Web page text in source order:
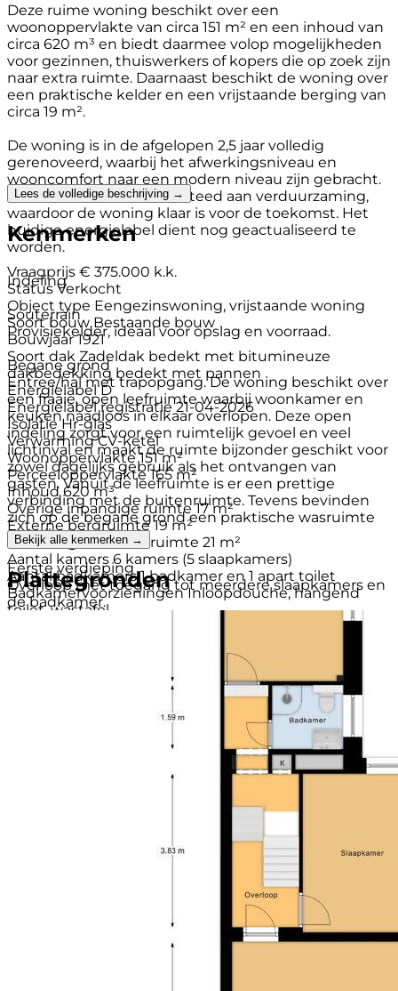
Deze ruime woning beschikt over een
woonoppervlakte van circa 151 m² en een inhoud van
circa 620 m³ en biedt daarmee volop mogelijkheden
voor gezinnen, thuiswerkers of kopers die op zoek zijn
naar extra ruimte. Daarnaast beschikt de woning over
een praktische kelder en een vrijstaande berging van
circa 19 m².
De woning is in de afgelopen 2,5 jaar volledig
gerenoveerd, waarbij het afwerkingsniveau en
wooncomfort naar een modern niveau zijn gebracht.
Tevens is er aandacht besteed aan verduurzaming,
waardoor de woning klaar is voor de toekomst. Het
huidige energielabel dient nog geactualiseerd te
worden.
Indeling
Souterrain
Provisiekelder, ideaal voor opslag en voorraad.
Begane grond
Entree/hal met trapopgang. De woning beschikt over
een fraaie, open leefruimte waarbij woonkamer en
keuken naadloos in elkaar overlopen. Deze open
indeling zorgt voor een ruimtelijk gevoel en veel
lichtinval en maakt de ruimte bijzonder geschikt voor
zowel dagelijks gebruik als het ontvangen van
gasten. Vanuit de leefruimte is er een prettige
verbinding met de buitenruimte. Tevens bevinden
zich op de begane grond een praktische wasruimte
en toiletruimte.
Eerste verdieping
Overloop met toegang tot meerdere slaapkamers en
de badkamer.
Slaapkamer 2: ca. 3.98 m x 2.90 m
De badkamer is voorzien van douche, toilet en
Overloop met toegang tot twee extra slaapkamers,
Slaapkamer 5: ca. 4.93 m x 2.21 m
Externe berging ca. 19 m²
Volledig gerenoveerd in de afgelopen 2,5 jaar
Lees de volledige beschrijving →
Kenmerken
Vraagprijs € 375.000 k.k.
Status Verkocht
Object type Eengezinswoning, vrijstaande woning
Soort bouw Bestaande bouw
Bouwjaar 1921
Soort dak Zadeldak bedekt met bitumineuze
dakbedekking bedekt met pannen
Energielabel D
Energielabel registratie 21-04-2026
Isolatie Hr-glas
Verwarming CV-ketel
Woonoppervlakte 151 m²
Perceeloppervlakte 165 m²
Inhoud 620 m³
Overige inpandige ruimte 17 m²
Externe bergruimte 19 m²
Gebouwgeb. buitenruimte 21 m²
Aantal kamers 6 kamers (5 slaapkamers)
Aantal badkamers 1 badkamer en 1 apart toilet
Badkamervoorzieningen Inloopdouche, hangend
toilet, wastafel
Aan rustige weg, in woonwijk, bij ov
Soort parkeergelegenheid
Openbaar parkeren
Bekijk alle kenmerken →
Plattegronden